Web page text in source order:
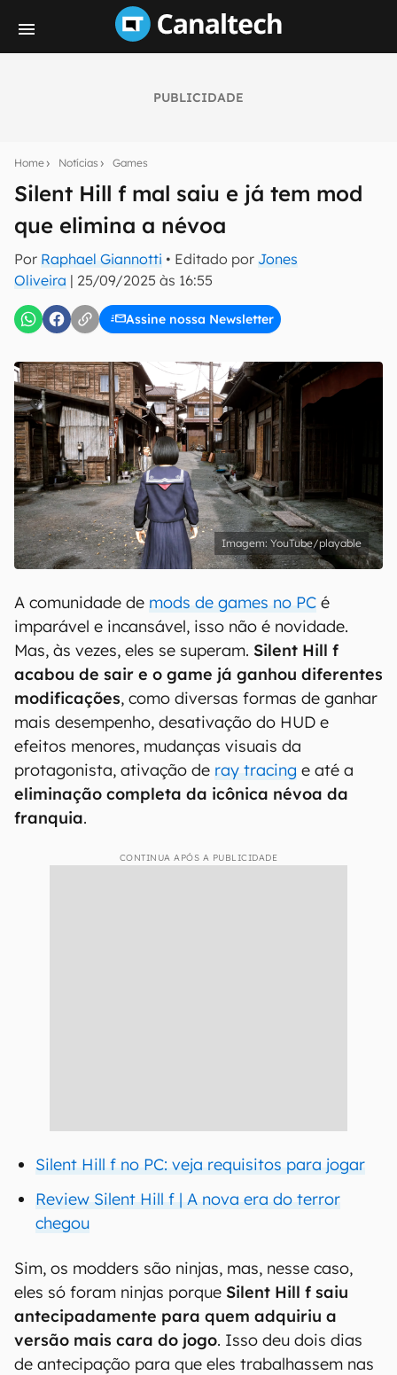
PUBLICIDADE
Home Notícias Games
Silent Hill f mal saiu e já tem mod
que elimina a névoa
Por Raphael Giannotti • Editado por Jones
Oliveira | 25/09/2025 às 16:55
Assine nossa Newsletter
notícias e reviews sobre tecnologia em primeira
mão.
E-mail
Uso e Política de Privacidade do Canaltech.
YouTube/playable
A comunidade de mods de games no PC é
imparável e incansável, isso não é novidade.
Mas, às vezes, eles se superam. Silent Hill f
acabou de sair e o game já ganhou diferentes
modificações, como diversas formas de ganhar
mais desempenho, desativação do HUD e
efeitos menores, mudanças visuais da
protagonista, ativação de ray tracing e até a
eliminação completa da icônica névoa da
franquia.
CONTINUA APÓS A PUBLICIDADE
Silent Hill f no PC: veja requisitos para jogar
Review Silent Hill f | A nova era do terror
chegou
Sim, os modders são ninjas, mas, nesse caso,
eles só foram ninjas porque Silent Hill f saiu
antecipadamente para quem adquiriu a
versão mais cara do jogo. Isso deu dois dias
de antecipação para que eles trabalhassem nas